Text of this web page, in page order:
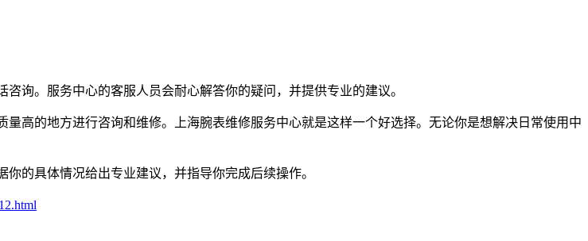
询。服务中心的客服人员会耐心解答你的疑问，并提供专业的建议。
高的地方进行咨询和维修。上海腕表维修服务中心就是这样一个好选择。无论你是想解决日常使用中
的具体情况给出专业建议，并指导你完成后续操作。